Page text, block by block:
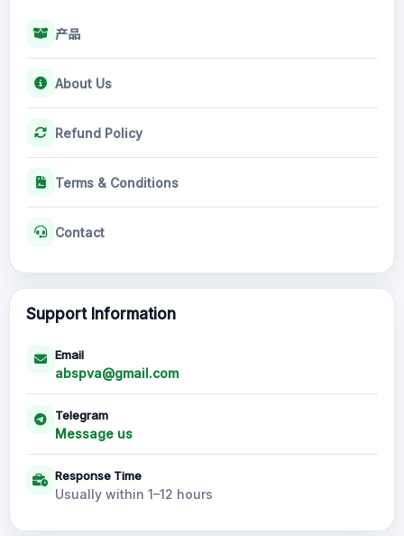
产品
About Us
Refund Policy
Terms & Conditions
Contact
Support Information
Email
abspva@gmail.com
Telegram
Message us
Response Time
Usually within 1–12 hours